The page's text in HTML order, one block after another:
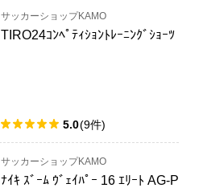
サッカーショップKAMO
TIRO24ｺﾝﾍﾟﾃｨｼｮﾝﾄﾚｰﾆﾝｸﾞｼｮｰﾂ
5.0(9件)
サッカーショップKAMO
ﾅｲｷ ｽﾞｰﾑ ｳﾞｪｲﾊﾟｰ 16 ｴﾘｰﾄ AG-P